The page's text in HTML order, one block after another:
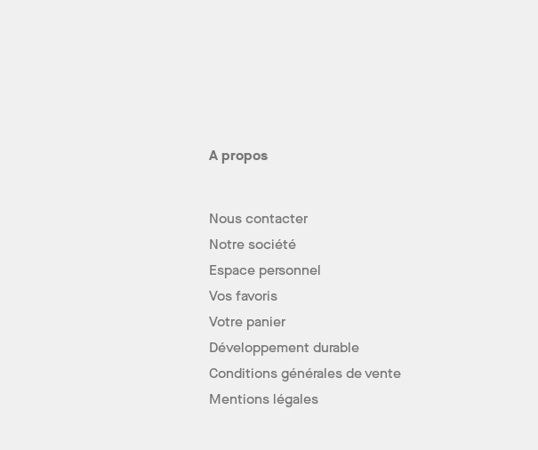
A propos
Nous contacter
Notre société
Espace personnel
Vos favoris
Votre panier
Développement durable
Conditions générales de vente
Mentions légales